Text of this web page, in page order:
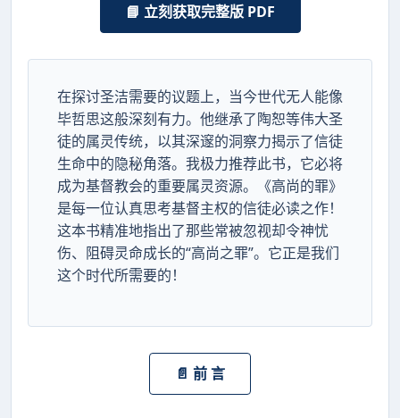
📘 立刻获取完整版 PDF
在探讨圣洁需要的议题上，当今世代无人能像
毕哲思这般深刻有力。他继承了陶恕等伟大圣
徒的属灵传统，以其深邃的洞察力揭示了信徒
生命中的隐秘角落。我极力推荐此书，它必将
成为基督教会的重要属灵资源。《高尚的罪》
是每一位认真思考基督主权的信徒必读之作！
这本书精准地指出了那些常被忽视却令神忧
伤、阻碍灵命成长的“高尚之罪”。它正是我们
这个时代所需要的！
📄 前 言